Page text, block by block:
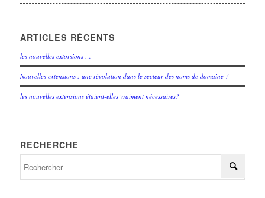
ARTICLES RÉCENTS
les nouvelles extorsions …
Nouvelles extensions : une révolution dans le secteur des noms de domaine ?
les nouvelles extensions étaient-elles vraiment nécessaires?
RECHERCHE